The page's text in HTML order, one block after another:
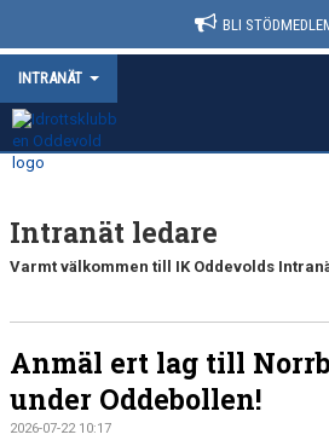
BLI
INTRANÄT
HEM
NYHETER
BOKNINGAR
DOKUMENT
Intranät ledare
Varmt välkommen till IK Oddevolds
Anmäl ert lag till
under Oddebollen!
2026-07-22 10:17